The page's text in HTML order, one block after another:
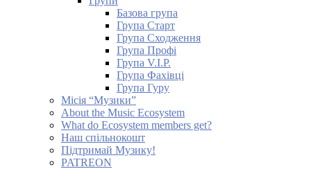
Базова група
Група Старт
Група Сходження
Група Профі
Група V.I.P.
Група Фахівці
Група Гуру
Місія “Музики”
About the Music Ecosystem
What do Ecosystem members get?
Наш спільнокошт
Підтримай Музику!
PATREON